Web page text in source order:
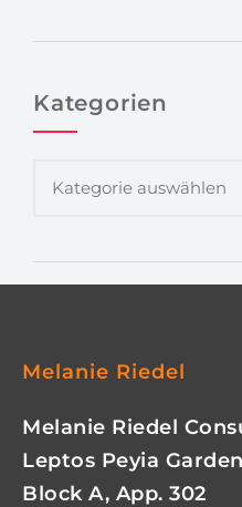
Kategorien
Melanie Riedel
Melanie Riedel
Leptos Peyia
Block A, App. 302